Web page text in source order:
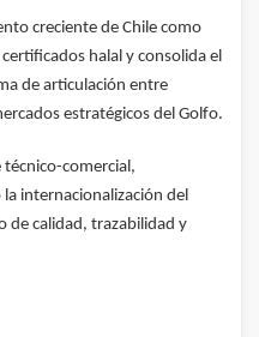
creciente de Chile como
halal y consolida el
de articulación entre
estratégicos del Golfo.
técnico-comercial,
la internacionalización del
de calidad, trazabilidad y